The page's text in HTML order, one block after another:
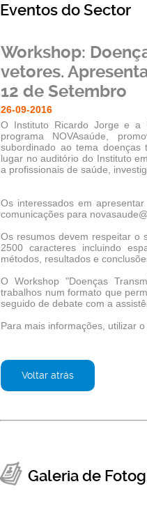
Eventos do Sector
Workshop:
vetores.
12 de Setembro
26-09-2016
O Instituto Ricardo Jorge e a
programa NOVAsaúde,
subordinado ao tema doenças
lugar no auditório do Instituto
a profissionais de saúde,
Os interessados em
comunicações para
Os resumos devem respeitar o
2500 caracteres incluindo
métodos, resultados e
O Workshop "Doenças
trabalhos num formato que
seguido de debate com a
Para mais informações, utilizar
Voltar atrás
Galeria de